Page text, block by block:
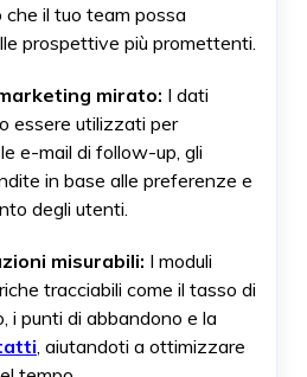
che il tuo team possa
prospettive più promettenti.
mirato: I dati
essere utilizzati per
e-mail di follow-up, gli
in base alle preferenze e
degli utenti.
misurabili: I moduli
tracciabili come il tasso di
i punti di abbandono e la
, aiutandoti a ottimizzare